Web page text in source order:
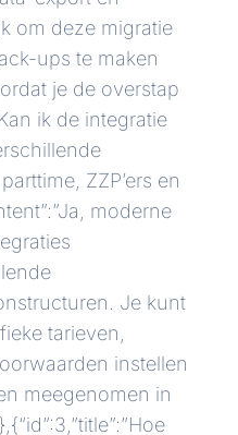
om deze migratie
ups te maken
je de overstap
ik de integratie
ZZP’ers en
moderne
Je kunt
tarieven,
instellen
meegenomen in